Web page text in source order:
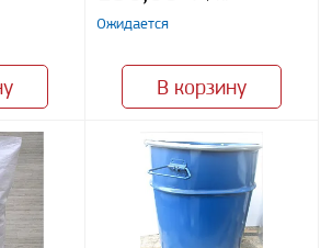
ООО «Улисс» на обработку моих
Ожидается
В корзину